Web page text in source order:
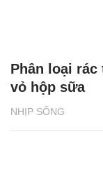
NHỊP SỐNG
Phân loại
vỏ hộp sữa